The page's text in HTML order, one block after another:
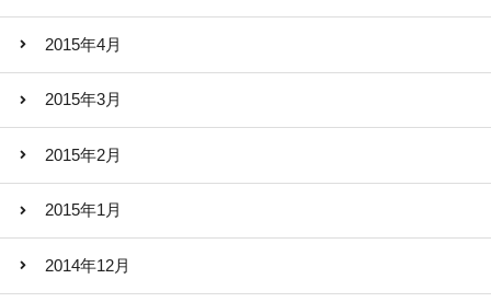
2015年4月
2015年3月
2015年2月
2015年1月
2014年12月